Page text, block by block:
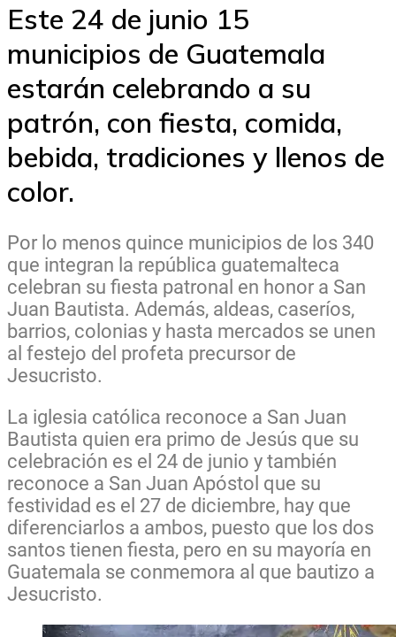
Este 24 de junio 15
municipios de Guatemala
estarán celebrando a su
patrón, con fiesta, comida,
bebida, tradiciones y llenos de
color.
Por lo menos quince municipios de los 340
que integran la república guatemalteca
celebran su fiesta patronal en honor a San
Juan Bautista. Además, aldeas, caseríos,
barrios, colonias y hasta mercados se unen
al festejo del profeta precursor de
Jesucristo.
La iglesia católica reconoce a San Juan
Bautista quien era primo de Jesús que su
celebración es el 24 de junio y también
reconoce a San Juan Apóstol que su
festividad es el 27 de diciembre, hay que
diferenciarlos a ambos, puesto que los dos
santos tienen fiesta, pero en su mayoría en
Guatemala se conmemora al que bautizo a
Jesucristo.